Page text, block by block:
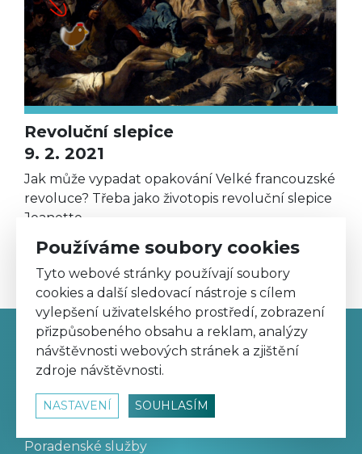
Revoluční slepice
9. 2. 2021
Jak může vypadat opakování Velké francouzské
revoluce? Třeba jako životopis revoluční slepice
Jeanette.
ŠKOLA
Charakteristika školy
Poradenské služby
Používáme soubory cookies
Tyto webové stránky používají soubory
cookies a další sledovací nástroje s cílem
vylepšení uživatelského prostředí, zobrazení
přizpůsobeného obsahu a reklam, analýzy
návštěvnosti webových stránek a zjištění
zdroje návštěvnosti.
NASTAVENÍ SOUHLASÍM